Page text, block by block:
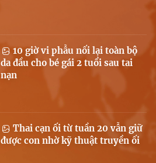
10 giờ vi phẫu nối lại toàn bộ
da đầu cho bé gái 2 tuổi sau tai
nạn
Thai cạn ối từ tuần 20 vẫn giữ
được con nhờ kỹ thuật truyền ối